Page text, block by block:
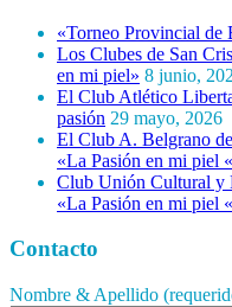
«Torneo Provincial de
Los Clubes de San
en mi piel» 8 junio,
El Club Atlético
pasión 29 mayo, 2026
El Club A. Belgrano
«La Pasión en mi piel «
Club Unión Cultural y
«La Pasión en mi piel «
Contacto
Nombre & Apellido